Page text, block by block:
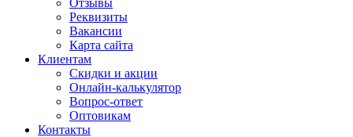
Отзывы
Реквизиты
Вакансии
Карта сайта
Клиентам
Скидки и акции
Онлайн-калькулятор
Вопрос-ответ
Оптовикам
Контакты